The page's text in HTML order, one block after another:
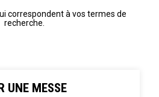
correspondent à vos termes de
recherche.
UNE MESSE